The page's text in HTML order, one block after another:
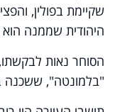
שקיימת בפולין,
היהודית שממנה הוא
הסוחר נאות
"בלמונטה", ששכנה